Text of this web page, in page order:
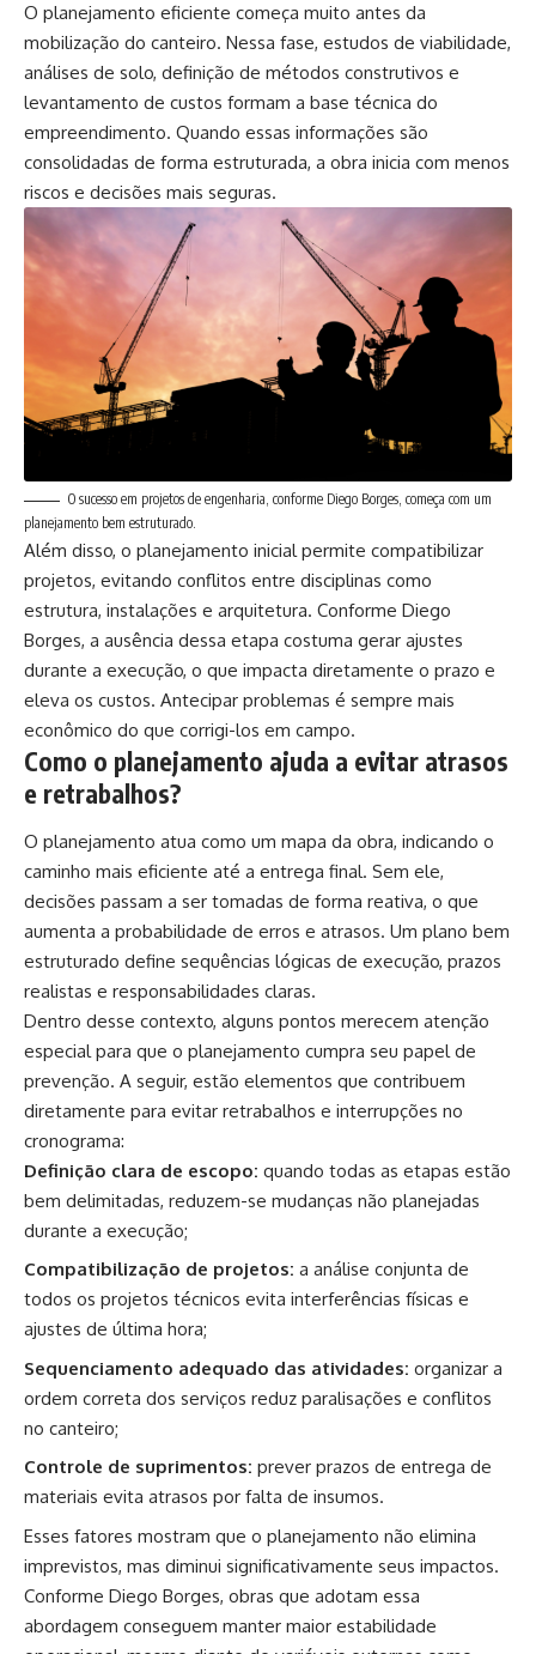
O planejamento eficiente começa muito antes da
mobilização do canteiro. Nessa fase, estudos de viabilidade,
análises de solo, definição de métodos construtivos e
levantamento de custos formam a base técnica do
empreendimento. Quando essas informações são
consolidadas de forma estruturada, a obra inicia com menos
riscos e decisões mais seguras.
O sucesso em projetos de engenharia, conforme Diego Borges, começa com um
planejamento bem estruturado.
Além disso, o planejamento inicial permite compatibilizar
projetos, evitando conflitos entre disciplinas como
estrutura, instalações e arquitetura. Conforme Diego
Borges, a ausência dessa etapa costuma gerar ajustes
durante a execução, o que impacta diretamente o prazo e
eleva os custos. Antecipar problemas é sempre mais
econômico do que corrigi-los em campo.
Como o planejamento ajuda a evitar atrasos
e retrabalhos?
O planejamento atua como um mapa da obra, indicando o
caminho mais eficiente até a entrega final. Sem ele,
decisões passam a ser tomadas de forma reativa, o que
aumenta a probabilidade de erros e atrasos. Um plano bem
estruturado define sequências lógicas de execução, prazos
realistas e responsabilidades claras.
Dentro desse contexto, alguns pontos merecem atenção
especial para que o planejamento cumpra seu papel de
prevenção. A seguir, estão elementos que contribuem
diretamente para evitar retrabalhos e interrupções no
cronograma:
Definição clara de escopo: quando todas as etapas estão
bem delimitadas, reduzem-se mudanças não planejadas
durante a execução;
Compatibilização de projetos: a análise conjunta de
todos os projetos técnicos evita interferências físicas e
ajustes de última hora;
Sequenciamento adequado das atividades: organizar a
ordem correta dos serviços reduz paralisações e conflitos
no canteiro;
Controle de suprimentos: prever prazos de entrega de
materiais evita atrasos por falta de insumos.
Esses fatores mostram que o planejamento não elimina
imprevistos, mas diminui significativamente seus impactos.
Conforme Diego Borges, obras que adotam essa
abordagem conseguem manter maior estabilidade